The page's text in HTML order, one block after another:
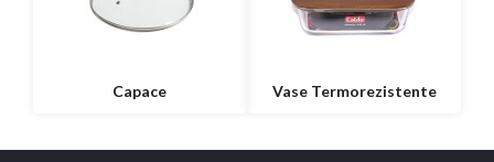
Capace Vase Termorezistente